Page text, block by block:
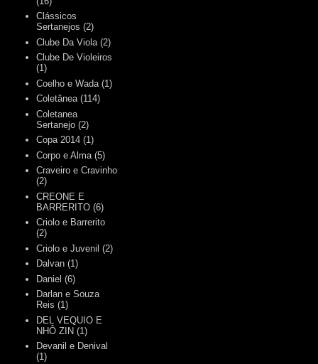
Clássicos
Sertanejos (2)
Clube Da Viola (2)
Clube De Violeiros
(1)
Coelho e Wada (1)
Coletânea (114)
Coletanea
Sertanejo (2)
Copa 2014 (1)
Corpo e Alma (5)
Craveiro e Cravinho
(2)
CREONE E
BARRERITO (6)
Criolo e Barrerito
(2)
Criolo e Juvenil (2)
Dalvan (1)
Daniel (6)
Darlan e Souza
Reis (1)
DEL VEQUIO E
NHÔ ZIN (1)
Devanil e Denival
(1)